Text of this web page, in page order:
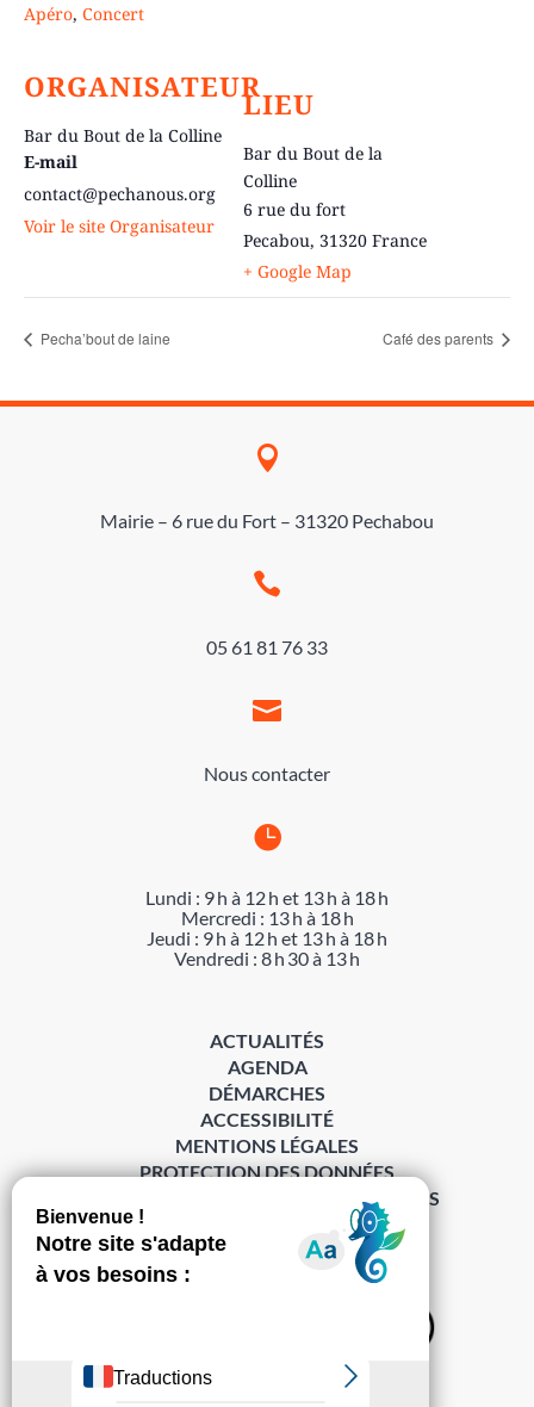
Apéro, Concert
ORGANISATEUR
Bar du Bout de la Colline
E-mail
contact@pechanous.org
Voir le site Organisateur
LIEU
Bar du Bout de la
Colline
6 rue du fort
Pecabou, 31320 France
+ Google Map
Pecha’bout de laine Café des parents

Mairie – 6 rue du Fort – 31320 Pechabou

05 61 81 76 33

Nous contacter

Lundi : 9 h à 12 h et 13 h à 18 h
Mercredi : 13 h à 18 h
Jeudi : 9 h à 12 h et 13 h à 18 h
Vendredi : 8 h 30 à 13 h
S’abonner à la Gazette ›
ACTUALITÉS
AGENDA
DÉMARCHES
ACCESSIBILITÉ
MENTIONS LÉGALES
PROTECTION DES DONNÉES
POLITIQUE DE GESTION DES COOKIES